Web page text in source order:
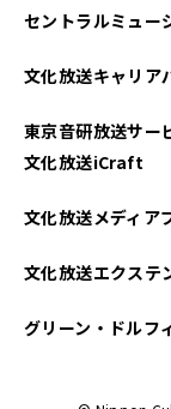
セントラルミュー
文化放送キャリア
東京音研放送サー
文化放送iCraft
文化放送メディア
文化放送エクステ
グリーン・ドルフ